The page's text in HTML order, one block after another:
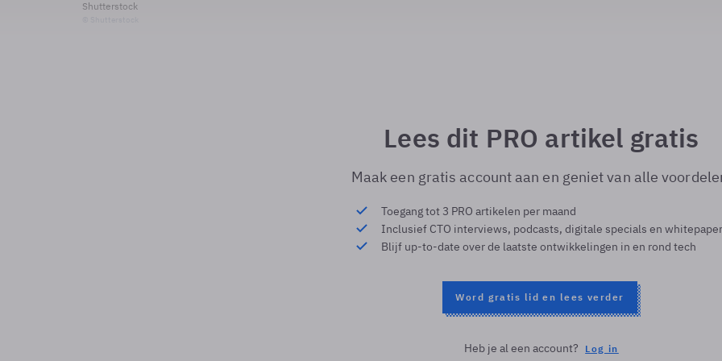
Shutterstock
Lees dit PRO artikel gratis
Maak een gratis account aan en geniet van alle
Toegang tot 3 PRO artikelen per maand
Inclusief CTO interviews, podcasts, digitale specials en
Blijf up-to-date over de laatste ontwikkelingen in en rond tech
Word gratis lid en lees verder
Heb je al een account? Log in